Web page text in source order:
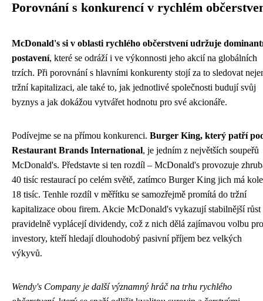
Porovnání s konkurencí v rychlém
McDonald's si v oblasti rychlého občerstvení udržuje
postavení, které se odráží i ve výkonnosti jeho akcií na globálních
trzích. Při porovnání s hlavními konkurenty stojí za to sledovat
tržní kapitalizaci, ale také to, jak jednotlivé společnosti budují svůj
byznys a jak dokážou vytvářet hodnotu pro své akcionáře.
Podívejme se na přímou konkurenci. Burger King, který patří
Restaurant Brands International, je jedním z největších soupeřů
McDonald's. Představte si ten rozdíl – McDonald's provozuje
40 tisíc restaurací po celém světě, zatímco Burger King jich má
18 tisíc. Tenhle rozdíl v měřítku se samozřejmě promítá do tržní
kapitalizace obou firem. Akcie McDonald's vykazují stabilnější růst
pravidelně vyplácejí dividendy, což z nich dělá zajímavou volbu pro
investory, kteří hledají dlouhodobý pasivní příjem bez velkých
výkyvů.
Wendy's Company je další významný hráč na trhu rychlého